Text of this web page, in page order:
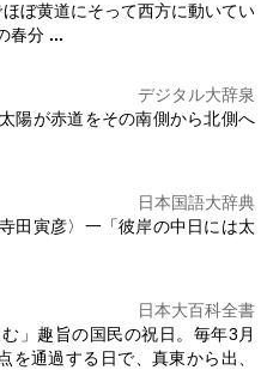
ぼ黄道にそって西方に動いてい
春分 ...
デジタル大辞泉
陽が赤道をその南側から北側へ
日本国語大辞典
田寅彦〉一「彼岸の中日には太
日本大百科全書
」趣旨の国民の祝日。毎年3月
を通過する日で、真東から出、